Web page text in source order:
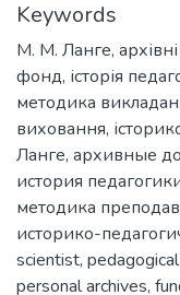
Keywords
М. М. Ланге,
фонд, історія
методика
виховання,
Ланге, архивные
история
методика
историко-
scientist,
personal archives,